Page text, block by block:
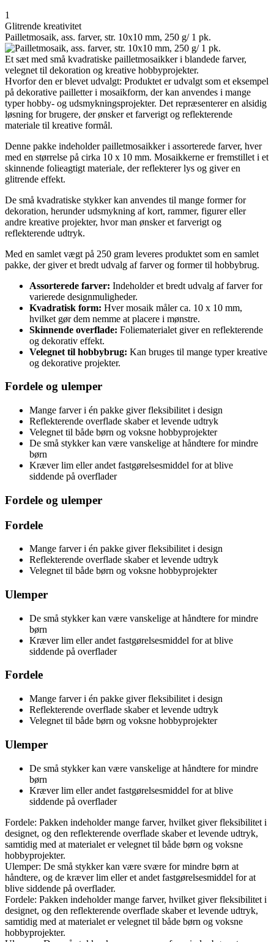
1
Glitrende kreativitet
Pailletmosaik, ass. farver, str. 10x10 mm, 250 g/ 1 pk.
Et sæt med små kvadratiske pailletmosaikker i blandede farver,
velegnet til dekoration og kreative hobbyprojekter.
Hvorfor den er blevet udvalgt: Produktet er udvalgt som et eksempel
på dekorative pailletter i mosaikform, der kan anvendes i mange
typer hobby- og udsmykningsprojekter. Det repræsenterer en alsidig
løsning for brugere, der ønsker et farverigt og reflekterende
materiale til kreative formål.
Denne pakke indeholder pailletmosaikker i assorterede farver, hver
med en størrelse på cirka 10 x 10 mm. Mosaikkerne er fremstillet i et
skinnende folieagtigt materiale, der reflekterer lys og giver en
glitrende effekt.
De små kvadratiske stykker kan anvendes til mange former for
dekoration, herunder udsmykning af kort, rammer, figurer eller
andre kreative projekter, hvor man ønsker et farverigt og
reflekterende udtryk.
Med en samlet vægt på 250 gram leveres produktet som en samlet
pakke, der giver et bredt udvalg af farver og former til hobbybrug.
Assorterede farver: Indeholder et bredt udvalg af farver for
varierede designmuligheder.
Kvadratisk form: Hver mosaik måler ca. 10 x 10 mm,
hvilket gør dem nemme at placere i mønstre.
Skinnende overflade: Foliematerialet giver en reflekterende
og dekorativ effekt.
Velegnet til hobbybrug: Kan bruges til mange typer kreative
og dekorative projekter.
Fordele og ulemper
Mange farver i én pakke giver fleksibilitet i design
Reflekterende overflade skaber et levende udtryk
Velegnet til både børn og voksne hobbyprojekter
De små stykker kan være vanskelige at håndtere for mindre
børn
Kræver lim eller andet fastgørelsesmiddel for at blive
siddende på overflader
Fordele og ulemper
Fordele
Mange farver i én pakke giver fleksibilitet i design
Reflekterende overflade skaber et levende udtryk
Velegnet til både børn og voksne hobbyprojekter
Ulemper
De små stykker kan være vanskelige at håndtere for mindre
børn
Kræver lim eller andet fastgørelsesmiddel for at blive
siddende på overflader
Fordele
Mange farver i én pakke giver fleksibilitet i design
Reflekterende overflade skaber et levende udtryk
Velegnet til både børn og voksne hobbyprojekter
Ulemper
De små stykker kan være vanskelige at håndtere for mindre
børn
Kræver lim eller andet fastgørelsesmiddel for at blive
siddende på overflader
Fordele: Pakken indeholder mange farver, hvilket giver fleksibilitet i
designet, og den reflekterende overflade skaber et levende udtryk,
samtidig med at materialet er velegnet til både børn og voksne
hobbyprojekter.
Ulemper: De små stykker kan være svære for mindre børn at
håndtere, og de kræver lim eller et andet fastgørelsesmiddel for at
blive siddende på overflader.
Fordele: Pakken indeholder mange farver, hvilket giver fleksibilitet i
designet, og den reflekterende overflade skaber et levende udtryk,
samtidig med at materialet er velegnet til både børn og voksne
hobbyprojekter.